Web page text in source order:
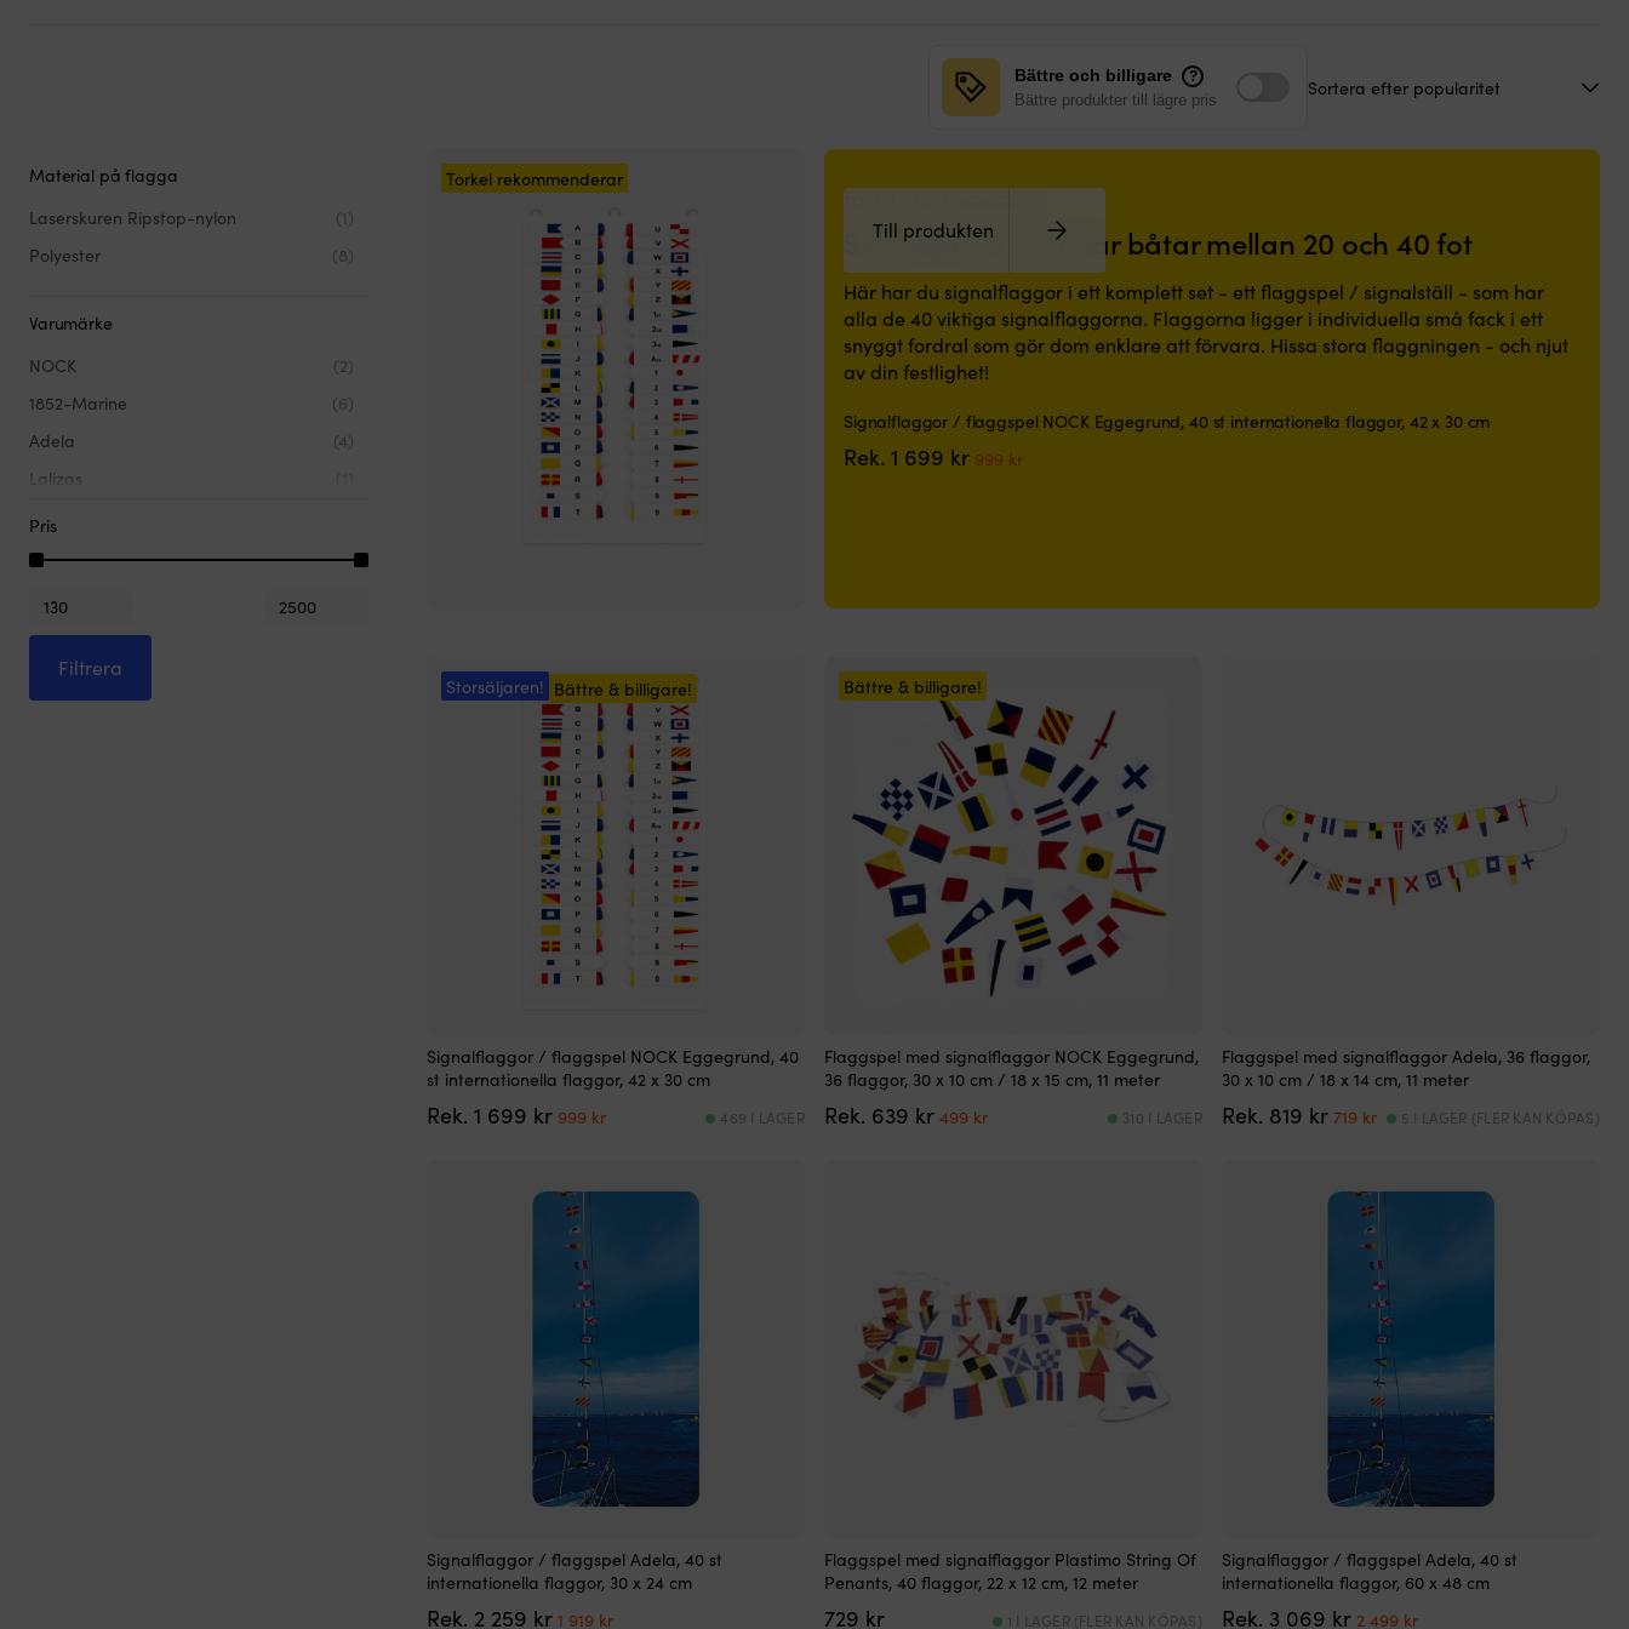
Bättre och billigare ?
Bättre produkter till lägre pris
Material på flagga
Laserskuren Ripstop-nylon
(1)
Polyester
(8)
Varumärke
NOCK
(2)
1852-Marine
(6)
Adela
(4)
Lalizas
Plastimo
Ronstan
(1)
Pris
Min
pris
Max
pris
Filtrera
Torkel rekommenderar
Storsäljaren - passar båtar mellan 20 och 40 fot
Här har du signalflaggor i ett komplett set - ett flaggspel / signalställ - som har
alla de 40 viktiga signalflaggorna. Flaggorna ligger i individuella små fack i ett
snyggt fordral som gör dom enklare att förvara. Hissa stora flaggningen - och njut
av din festlighet!
Signalflaggor / flaggspel NOCK Eggegrund, 40 st internationella flaggor, 42 x 30 cm
Rek. 1 699 kr Det
999 krDet
Till produkten
Storsäljaren! Bättre & billigare!
Signalflaggor / flaggspel NOCK Eggegrund, 40
st internationella flaggor, 42 x 30 cm
Rek. 1 699 kr Det
1
699 kr.
999 krDet
469 I LAGER
Bättre & billigare!
Flaggspel med signalflaggor NOCK Eggegrund,
36 flaggor, 30 x 10 cm / 18 x 15 cm, 11 meter
Rek. 639 kr Det
499 krDet
310 I LAGER
Flaggspel med signalflaggor Adela, 36 flaggor,
30 x 10 cm / 18 x 14 cm, 11 meter
Rek. 819 kr Det
819 kr.
719 krDet5 I LAGER (FLER KAN KÖPAS)
Signalflaggor / flaggspel Adela, 40 st
internationella flaggor, 30 x 24 cm
Rek. 2 259 krDet
1 919 krDet
Flaggspel med signalflaggor Plastimo String Of
Penants, 40 flaggor, 22 x 12 cm, 12 meter
729 kr 1 I LAGER (FLER KAN KÖPAS)
Signalflaggor / flaggspel Adela, 40 st
internationella flaggor, 60 x 48 cm
Rek. 3 069 kr Det
2 499 krDet